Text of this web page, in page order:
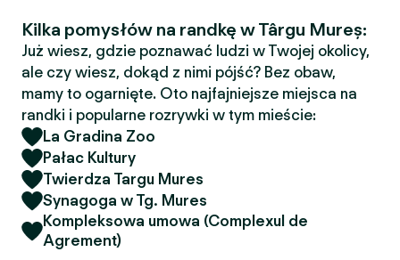
Kilka pomysłów na randkę w Târgu Mureș:
Już wiesz, gdzie poznawać ludzi w Twojej okolicy,
ale czy wiesz, dokąd z nimi pójść? Bez obaw,
mamy to ogarnięte. Oto najfajniejsze miejsca na
randki i popularne rozrywki w tym mieście:
La Gradina Zoo
Pałac Kultury
Twierdza Targu Mures
Synagoga w Tg. Mures
Kompleksowa umowa (Complexul de
Agrement)